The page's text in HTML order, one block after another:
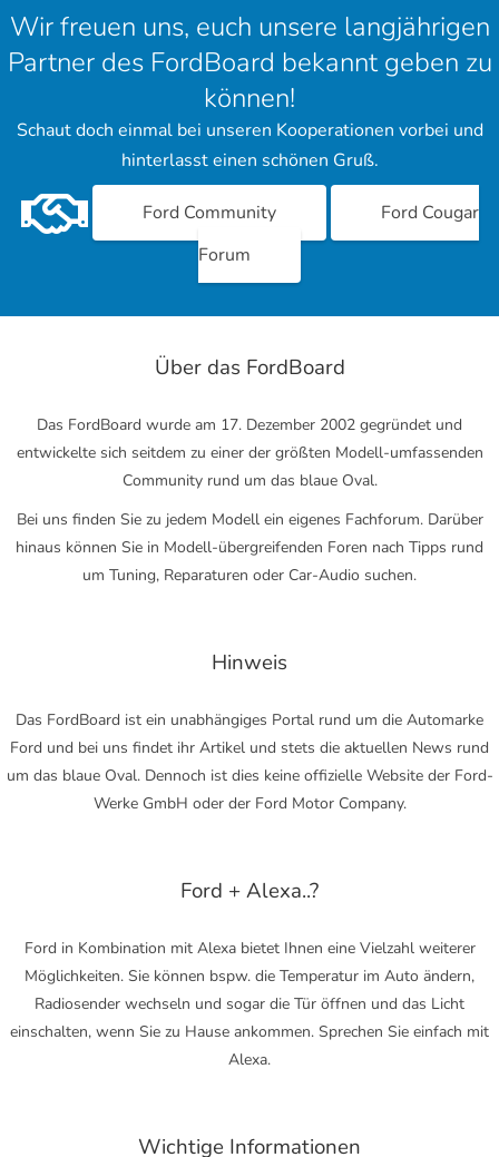
Wir freuen uns, euch unsere langjährigen
Partner des FordBoard bekannt geben zu
können!
Schaut doch einmal bei unseren Kooperationen vorbei und
hinterlasst einen schönen Gruß.
Ford Community
Ford Cougar
Forum
Über das FordBoard
Das FordBoard wurde am 17. Dezember 2002 gegründet und
entwickelte sich seitdem zu einer der größten Modell-umfassenden
Community rund um das blaue Oval.
Bei uns finden Sie zu jedem Modell ein eigenes Fachforum. Darüber
hinaus können Sie in Modell-übergreifenden Foren nach Tipps rund
um Tuning, Reparaturen oder Car-Audio suchen.
Hinweis
Das FordBoard ist ein unabhängiges Portal rund um die Automarke
Ford und bei uns findet ihr Artikel und stets die aktuellen News rund
um das blaue Oval. Dennoch ist dies keine offizielle Website der Ford-
Werke GmbH oder der Ford Motor Company.
Ford + Alexa..?
Ford in Kombination mit Alexa bietet Ihnen eine Vielzahl weiterer
Möglichkeiten. Sie können bspw. die Temperatur im Auto ändern,
Radiosender wechseln und sogar die Tür öffnen und das Licht
einschalten, wenn Sie zu Hause ankommen. Sprechen Sie einfach mit
Alexa.
Wichtige Informationen